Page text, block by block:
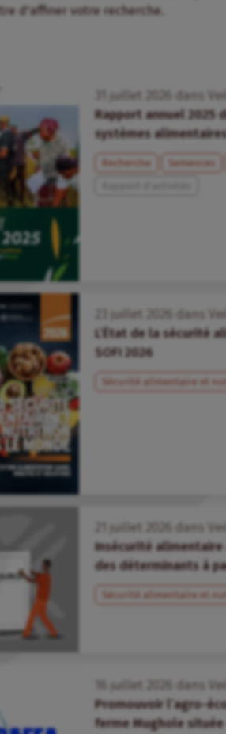
d’affiner votre recherche.
juillet dans
Rapport annuel 2025
systèmes
Recherche Semences
juillet dans
L’État de la sécurité
SOFI 2026
Sécurité alimentaire et
juillet dans
Insécurité
des déterminants à
Sécurité alimentaire et
juillet dans
Promouvoir l’agro-
ferme Mughole